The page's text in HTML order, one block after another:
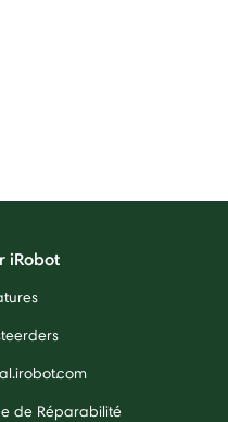
iRobot
de Réparabilité